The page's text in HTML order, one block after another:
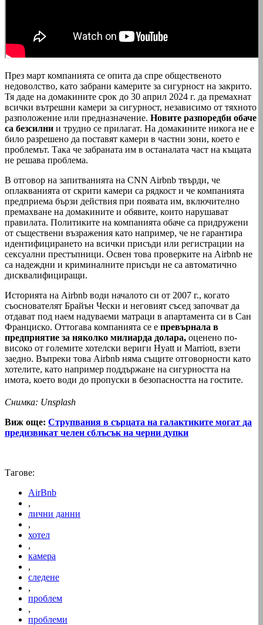
През март компанията се опита да спре общественото
недоволство, като забрани камерите за сигурност на закрито.
Тя даде на домакините срок до 30 април 2024 г. да премахнат
всички вътрешни камери за сигурност, независимо от тяхното
разположение или предназначение. Новите разпоредби обаче
са безсилни и трудно се прилагат. На домакините никога не е
било разрешено да поставят камери в частни зони, което е
проблемът. Така че забраната им в останалата част на къщата
не решава проблема.
В отговор на запитванията на CNN Airbnb твърди, че
оплакванията от скрити камери са рядкост и че компанията
предприема бързи действия при появата им, включително
премахване на домакините и обявите, които нарушават
правилата. Политиките на компанията обаче са придружени
от съществени възражения като например, че не гарантира
идентифицирането на всички присъди или регистрации на
сексуални престъпници. Освен това проверките на Airbnb не
са надеждни и криминалните присъди не са автоматично
дисквалифициращи.
Историята на Airbnb води началото си от 2007 г., когато
съоснователят Брайън Чески и неговият съсед започват да
отдават под наем надуваеми матраци в апартамента си в Сан
Франциско. Оттогава компанията се е превърнала в
предприятие за няколко милиарда долара, оценено по-
високо от големите хотелски вериги Hyatt и Marriott, взети
заедно. Въпреки това Airbnb няма същите отговорности като
хотелите, като например поддържане на сигурността на
имота, което води до пропуски в безопасността на гостите.
Снимка: Unsplash
Виж още: Струпвания в сърцата на галактиките могат да
предизвикат челен сблъсък на черни дупки
Тагове:
AirBnb
,
лични данни
,
хотел
,
камера
,
следене
,
проблем
,
проблеми